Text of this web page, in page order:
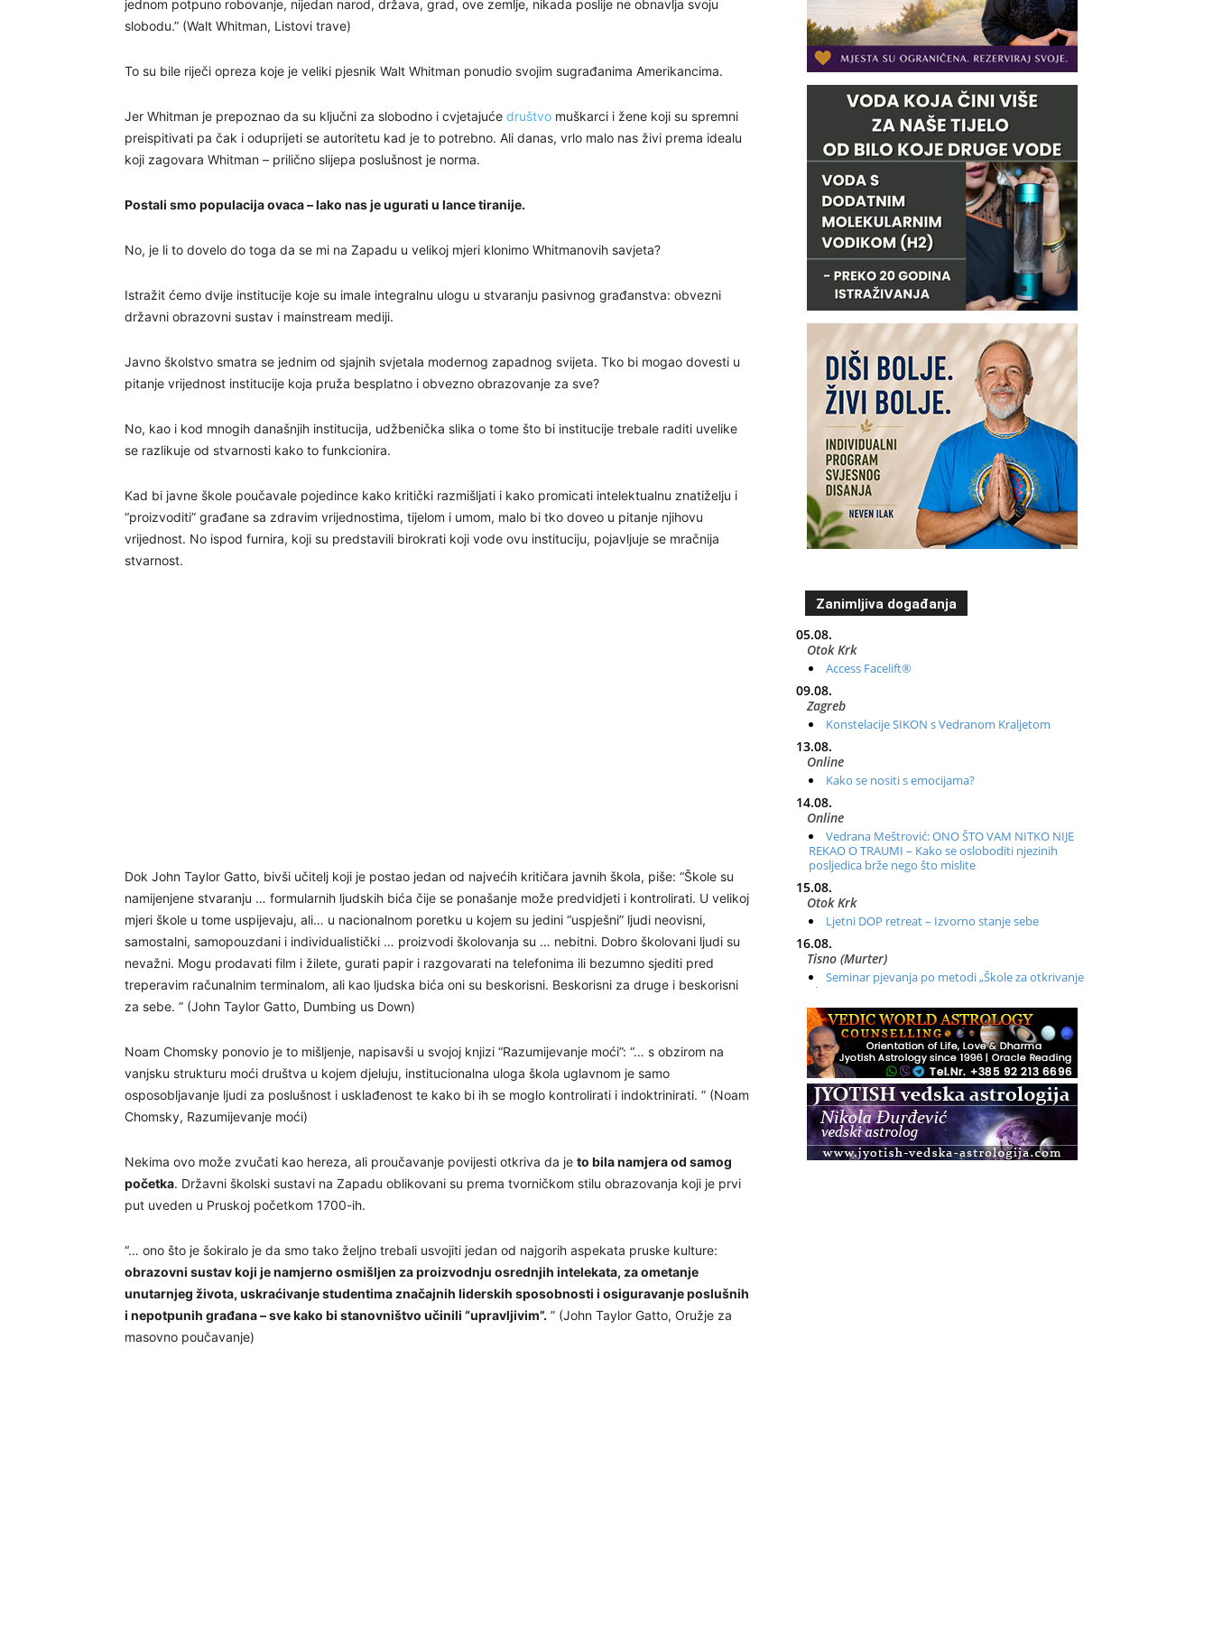
jednom potpuno robovanje, nijedan narod, država, grad, ove zemlje, nikada poslije ne obnavlja svoju
slobodu.” (Walt Whitman, Listovi trave)
To su bile riječi opreza koje je veliki pjesnik Walt Whitman ponudio svojim sugrađanima Amerikancima.
Jer Whitman je prepoznao da su ključni za slobodno i cvjetajuće društvo muškarci i žene koji su spremni
preispitivati pa čak i oduprijeti se autoritetu kad je to potrebno. Ali danas, vrlo malo nas živi prema idealu
koji zagovara Whitman – prilično slijepa poslušnost je norma.
Postali smo populacija ovaca – lako nas je ugurati u lance tiranije.
No, je li to dovelo do toga da se mi na Zapadu u velikoj mjeri klonimo Whitmanovih savjeta?
Istražit ćemo dvije institucije koje su imale integralnu ulogu u stvaranju pasivnog građanstva: obvezni
državni obrazovni sustav i mainstream mediji.
Javno školstvo smatra se jednim od sjajnih svjetala modernog zapadnog svijeta. Tko bi mogao dovesti u
pitanje vrijednost institucije koja pruža besplatno i obvezno obrazovanje za sve?
No, kao i kod mnogih današnjih institucija, udžbenička slika o tome što bi institucije trebale raditi uvelike
se razlikuje od stvarnosti kako to funkcionira.
Kad bi javne škole poučavale pojedince kako kritički razmišljati i kako promicati intelektualnu znatiželju i
“proizvoditi” građane sa zdravim vrijednostima, tijelom i umom, malo bi tko doveo u pitanje njihovu
vrijednost. No ispod furnira, koji su predstavili birokrati koji vode ovu instituciju, pojavljuje se mračnija
stvarnost.
Dok John Taylor Gatto, bivši učitelj koji je postao jedan od najvećih kritičara javnih škola, piše: “Škole su
namijenjene stvaranju … formularnih ljudskih bića čije se ponašanje može predvidjeti i kontrolirati. U velikoj
mjeri škole u tome uspijevaju, ali… u nacionalnom poretku u kojem su jedini “uspješni” ljudi neovisni,
samostalni, samopouzdani i individualistički … proizvodi školovanja su … nebitni. Dobro školovani ljudi su
nevažni. Mogu prodavati film i žilete, gurati papir i razgovarati na telefonima ili bezumno sjediti pred
treperavim računalnim terminalom, ali kao ljudska bića oni su beskorisni. Beskorisni za druge i beskorisni
za sebe. ” (John Taylor Gatto, Dumbing us Down)
Noam Chomsky ponovio je to mišljenje, napisavši u svojoj knjizi “Razumijevanje moći”: “… s obzirom na
vanjsku strukturu moći društva u kojem djeluju, institucionalna uloga škola uglavnom je samo
osposobljavanje ljudi za poslušnost i usklađenost te kako bi ih se moglo kontrolirati i indoktrinirati. ” (Noam
Chomsky, Razumijevanje moći)
Nekima ovo može zvučati kao hereza, ali proučavanje povijesti otkriva da je to bila namjera od samog
početka. Državni školski sustavi na Zapadu oblikovani su prema tvorničkom stilu obrazovanja koji je prvi
put uveden u Pruskoj početkom 1700-ih.
“… ono što je šokiralo je da smo tako željno trebali usvojiti jedan od najgorih aspekata pruske kulture:
obrazovni sustav koji je namjerno osmišljen za proizvodnju osrednjih intelekata, za ometanje
unutarnjeg života, uskraćivanje studentima značajnih liderskih sposobnosti i osiguravanje poslušnih
i nepotpunih građana – sve kako bi stanovništvo učinili “upravljivim”. ” (John Taylor Gatto, Oružje za
masovno poučavanje)
Zanimljiva događanja
05.08.
Otok Krk
Access Facelift®
09.08.
Zagreb
Konstelacije SIKON s Vedranom Kraljetom
13.08.
Online
Kako se nositi s emocijama?
14.08.
Online
Vedrana Meštrović: ONO ŠTO VAM NITKO NIJE
REKAO O TRAUMI – Kako se osloboditi njezinih
posljedica brže nego što mislite
15.08.
Otok Krk
Ljetni DOP retreat – Izvorno stanje sebe
16.08.
Tisno (Murter)
Seminar pjevanja po metodi „Škole za otkrivanje
glasa“
20.08.
Online
Radionica: Pomagači iz drugih dimenzija Online –
otvoreno za sve
21.08.
Zagreb+Online
Osnovni ThetaHealing® tečaj, Zagreb i Online
22.08.
Pula